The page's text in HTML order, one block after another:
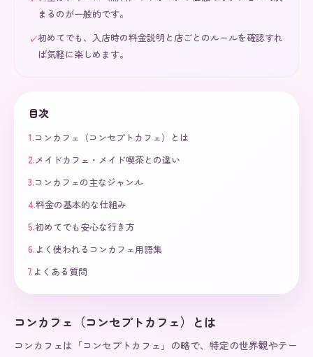
まるのが一般的です。
✓初めてでも、入店時の料金説明と店ごとのルールを確認すれ
ば気軽に楽しめます。
目次
1.コンカフェ（コンセプトカフェ）とは
2.メイドカフェ・メイド喫茶との違い
3.コンカフェの主なジャンル
4.料金の基本的な仕組み
5.初めてでも安心な行き方
6. よく使われるコンカフェ用語集
7. よくある質問
コンカフェ（コンセプトカフェ）とは
コンカフェは「コンセプトカフェ」の略で、特定の世界観やテー